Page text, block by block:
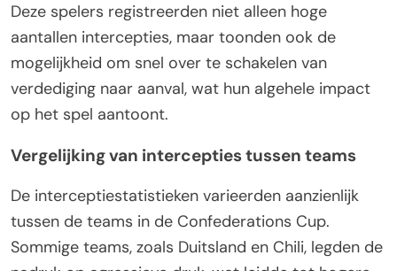
Deze spelers registreerden niet alleen hoge
aantallen intercepties, maar toonden ook de
mogelijkheid om snel over te schakelen van
verdediging naar aanval, wat hun algehele impact
op het spel aantoont.
Vergelijking van intercepties tussen teams
De interceptiestatistieken varieerden aanzienlijk
tussen de teams in de Confederations Cup.
Sommige teams, zoals Duitsland en Chili, legden de